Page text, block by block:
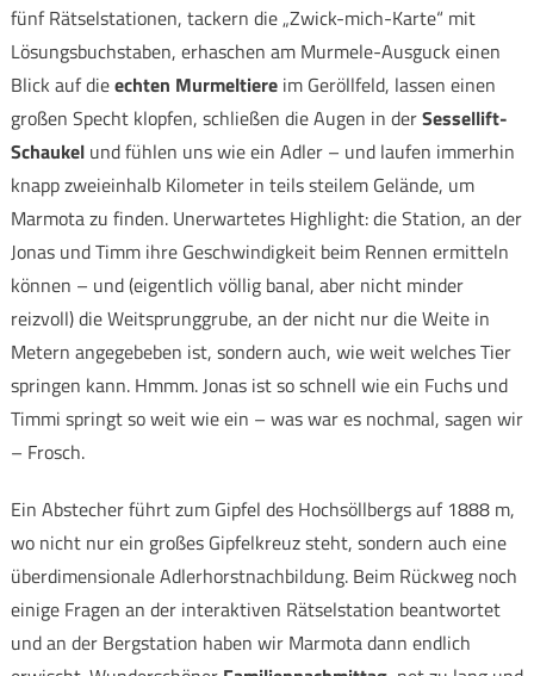
fünf Rätselstationen, tackern die „Zwick-mich-Karte“ mit
Lösungsbuchstaben, erhaschen am Murmele-Ausguck einen
Blick auf dieechten Murmeltiereim Geröllfeld, lassen einen
großen Specht klopfen, schließen die Augen in derSessellift-
Schaukelund fühlen uns wie ein Adler – und laufen immerhin
knapp zweieinhalb Kilometer in teils steilem Gelände, um
Marmota zu finden. Unerwartetes Highlight: die Station, an der
Jonas und Timm ihre Geschwindigkeit beim Rennen ermitteln
können – und (eigentlich völlig banal, aber nicht minder
reizvoll) die Weitsprunggrube, an der nicht nur die Weite in
Metern angegebeben ist, sondern auch, wie weit welches Tier
springen kann. Hmmm. Jonas ist so schnell wie ein Fuchs und
Timmi springt so weit wie ein – was war es nochmal, sagen wir
– Frosch.
Ein Abstecher führt zum Gipfel des Hochsöllbergs auf 1888 m,
wo nicht nur ein großes Gipfelkreuz steht, sondern auch eine
überdimensionale Adlerhorstnachbildung. Beim Rückweg noch
einige Fragen an der interaktiven Rätselstation beantwortet
und an der Bergstation haben wir Marmota dann endlich